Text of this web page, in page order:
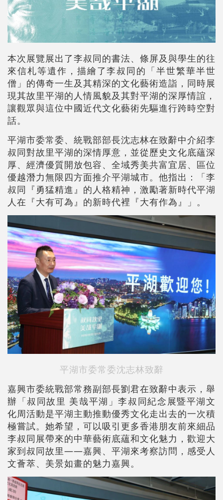
本次展覽展出了李叔同的書法、條屏及與學生的往
來信札等遺作，描繪了李叔同的「半世繁華半世
僧」的傳奇一生及其精深的文化藝術造詣，同時展
現其故里平湖的人情風貌及其對平湖的深厚情誼，
讓觀眾與這位中國近代文化藝術先驅進行跨時空對
話。
平湖市委常委、統戰部部長沈志林在致辭中介紹李
叔同對故里平湖的深情厚意，並從歷史文化底蘊深
厚、經濟優質開放包容、全域秀美共富宜居、區位
優越潛力無限四方面推介平湖城市。他指出：「李
叔同『勇猛精進』的人格精神，激勵著新時代平湖
人在『大有可為』的新時代裡『大有作為』」。
平湖市委常委沈志林致辭
嘉興市委統戰部常務副部長劉君在致辭中表示，舉
辦「叔同故里 美哉平湖」李叔同紀念展暨平湖文
化周活動是平湖主動推動優秀文化走出去的一次積
極嘗試。她希望，可以吸引更多香港朋友前來細品
李叔同展帶來的中華藝術底蘊和文化魅力，歡迎大
家到叔同故里——嘉興、平湖來考察訪問，感受人
文薈萃、美景如畫的魅力嘉興。